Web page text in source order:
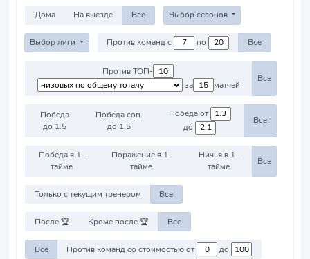
Дома На выезде Все Выбор сезонов
Выбор лиги Против команд с по Все
Против ТОП-
за
матчей
Все
Победа
до 1.5
Победа соп.
до 1.5
Победа от
до
Все
Победа в 1-
тайме
Поражение в 1-
тайме
Ничья в 1-
тайме
Все
Только с текущим тренером Все
После 🏆 Кроме после 🏆 Все
Все Против команд со стоимостью от до